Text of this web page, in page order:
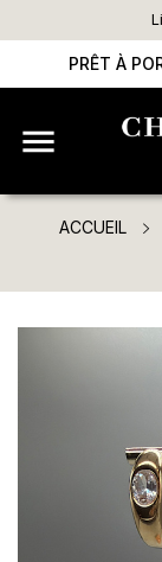
PRÊT À

ACCUEIL